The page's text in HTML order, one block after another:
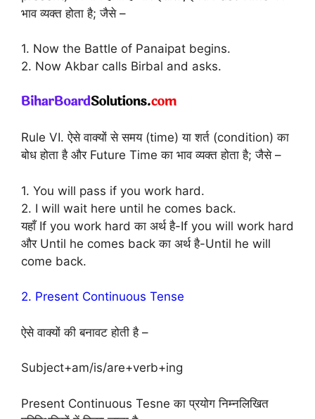
भाव व्यक्त होता है; जैसे –
1. Now the Battle of Panaipat begins.
2. Now Akbar calls Birbal and asks.
Rule VI. ऐसे वाक्यों से समय (time) या शर्त (condition) का
बोध होता है और Future Time का भाव व्यक्त होता है; जैसे –
1. You will pass if you work hard.
2. I will wait here until he comes back.
यहाँ If you work hard का अर्थ है-If you will work hard
और Until he comes back का अर्थ है-Until he will
come back.
2. Present Continuous Tense
ऐसे वाक्यों की बनावट होती है –
Subject+am/is/are+verb+ing
Present Continuous Tesne का प्रयोग निम्नलिखित